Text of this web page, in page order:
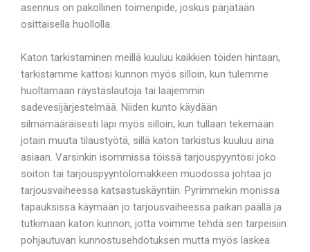
asennus on pakollinen toimenpide, joskus pärjätään
osittaisella huollolla.
Katon tarkistaminen meillä kuuluu kaikkien töiden hintaan,
tarkistamme kattosi kunnon myös silloin, kun tulemme
huoltamaan räystäslautoja tai laajemmin
sadevesijärjestelmää. Niiden kunto käydään
silmämääräisesti läpi myös silloin, kun tullaan tekemään
jotain muuta tilaustyötä, sillä katon tarkistus kuuluu aina
asiaan. Varsinkin isommissa töissä tarjouspyyntösi joko
soiton tai tarjouspyyntölomakkeen muodossa johtaa jo
tarjousvaiheessa katsastuskäyntiin. Pyrimmekin monissa
tapauksissa käymään jo tarjousvaiheessa paikan päällä ja
tutkimaan katon kunnon, jotta voimme tehdä sen tarpeisiin
pohjautuvan kunnostusehdotuksen mutta myös laskea